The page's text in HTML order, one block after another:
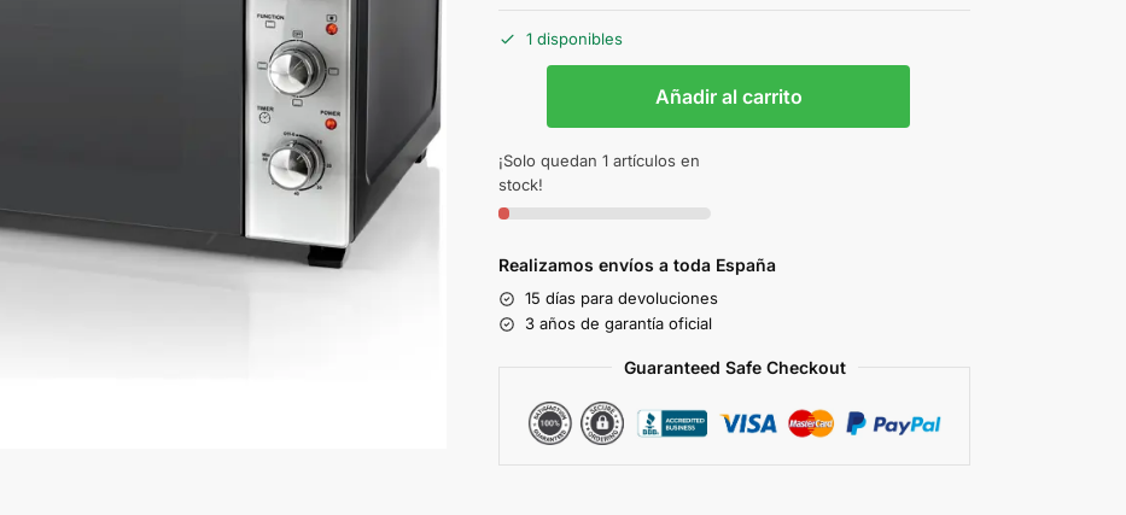
1 disponibles
Añadir al carrito
¡Solo quedan 1 artículos en
stock!
Realizamos envíos a toda España
15 días para devoluciones
3 años de garantía oficial
Guaranteed Safe Checkout